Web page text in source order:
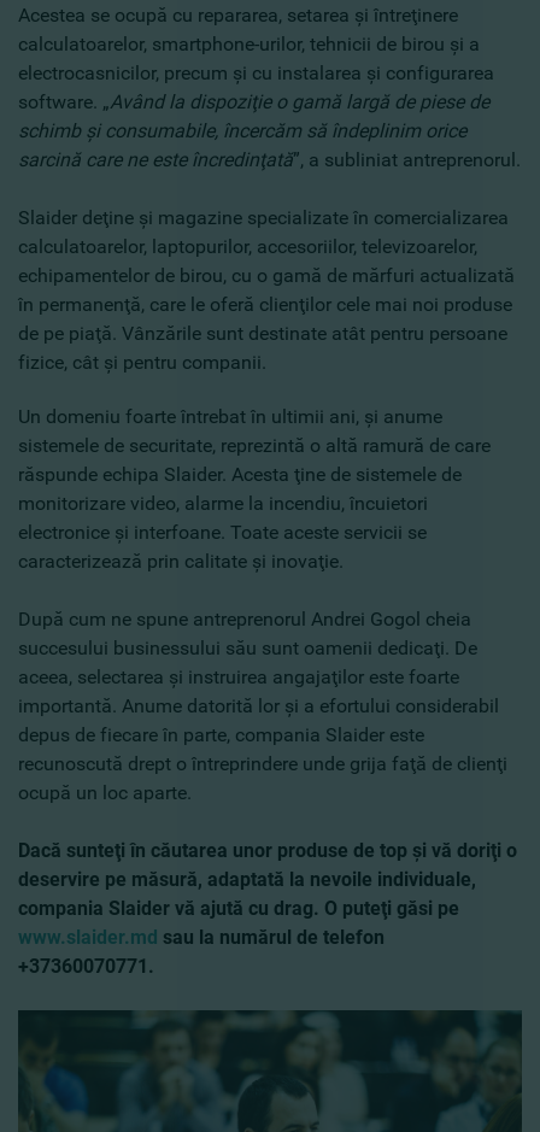
Acestea se ocupă cu repararea, setarea şi întreţinere
calculatoarelor, smartphone-urilor, tehnicii de birou şi a
electrocasnicilor, precum şi cu instalarea şi configurarea
software. „Având la dispoziţie o gamă largă de piese de
schimb şi consumabile, încercăm să îndeplinim orice
sarcină care ne este încredinţată”, a subliniat antreprenorul.
Slaider deţine şi magazine specializate în comercializarea
calculatoarelor, laptopurilor, accesoriilor, televizoarelor,
echipamentelor de birou, cu o gamă de mărfuri actualizată
în permanenţă, care le oferă clienţilor cele mai noi produse
de pe piaţă. Vânzările sunt destinate atât pentru persoane
fizice, cât şi pentru companii.
Un domeniu foarte întrebat în ultimii ani, şi anume
sistemele de securitate, reprezintă o altă ramură de care
răspunde echipa Slaider. Acesta ţine de sistemele de
monitorizare video, alarme la incendiu, încuietori
electronice şi interfoane. Toate aceste servicii se
caracterizează prin calitate şi inovaţie.
După cum ne spune antreprenorul Andrei Gogol cheia
succesului businessului său sunt oamenii dedicaţi. De
aceea, selectarea şi instruirea angajaţilor este foarte
importantă. Anume datorită lor şi a efortului considerabil
depus de fiecare în parte, compania Slaider este
recunoscută drept o întreprindere unde grija faţă de clienţi
ocupă un loc aparte.
Dacă sunteţi în căutarea unor produse de top şi vă doriţi o
deservire pe măsură, adaptată la nevoile individuale,
compania Slaider vă ajută cu drag. O puteţi găsi pe
www.slaider.md sau la numărul de telefon
+37360070771.